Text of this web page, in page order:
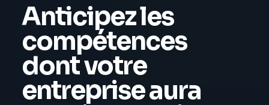
Anticipez les
compétences
dont votre
entreprise aura